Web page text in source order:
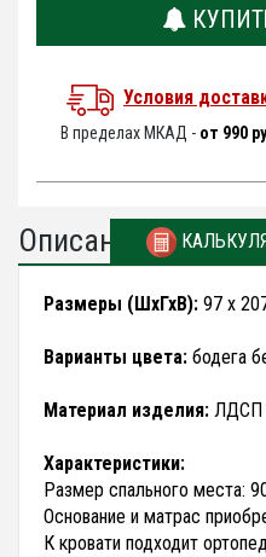
Условия
В пределах МКАД - от 990
Описание
Размеры (ШхГхВ): 97 х
Варианты цвета: бодега
Материал изделия: ЛДСП
Характеристики:
Размер спального места:
Основание и матрас
К кровати подходит